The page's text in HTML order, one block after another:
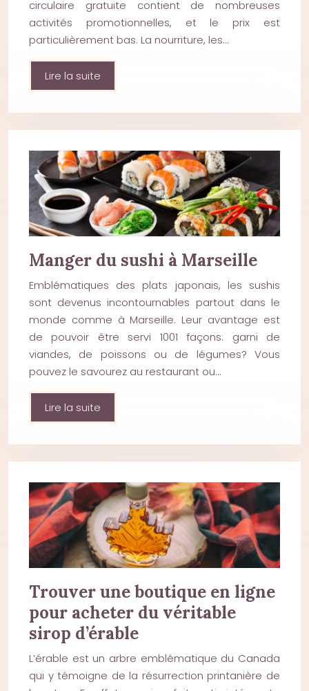
circulaire gratuite contient de nombreuses
activités promotionnelles, et le prix est
particulièrement bas. La nourriture, les…
Lire la suite
Manger du sushi à Marseille
Emblématiques des plats japonais, les sushis
sont devenus incontournables partout dans le
monde comme à Marseille. Leur avantage est
de pouvoir être servi 1001 façons: garni de
viandes, de poissons ou de légumes? Vous
pouvez le savourez au restaurant ou…
Lire la suite
Trouver une boutique en ligne
pour acheter du véritable
sirop d’érable
L’érable est un arbre emblématique du Canada
qui y témoigne de la résurrection printanière de